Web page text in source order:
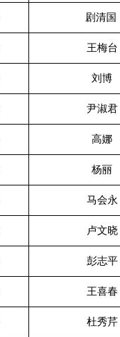
剧清国
王梅台
刘博
尹淑君
高娜
杨丽
马会永
卢文晓
彭志平
王喜春
杜秀芹